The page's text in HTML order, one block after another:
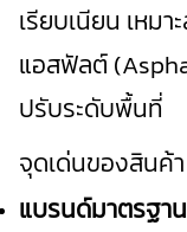
เรียบเนียน เหม
แอสฟัลต์
ปรับระดับพื้นที่
จุดเด่นของสินค้
แบรนด์มาตรฐา